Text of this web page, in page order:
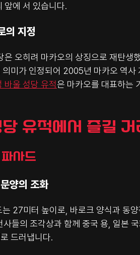
앞에 서 있습니다.
의 지정
은 오히려 마카오의 상징으로 재탄생
의미가 인정되어 2005년 마카오 역
바울 성당 유적은 마카오를 대표하는
유적에서 즐길 거
사드
양의 조화
27미터 높이로, 바로크 양식과 동
들의 조각상과 함께 중국 용, 일본
드러냅니다.